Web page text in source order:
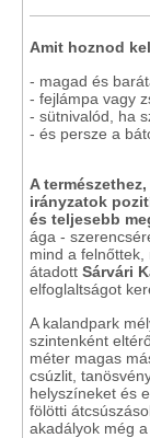
Amit hoznod
- magad és
- fejlámpa vagy
- sütnivalód, ha
- és persze a
A
irányzatok
és teljesebb
ága -
mind a felnőttek,
átadott Sárvári
elfoglaltságot
A kalandpark
szintenként
méter magas
csúzlit,
helyszíneket és
fölötti
akadályok még